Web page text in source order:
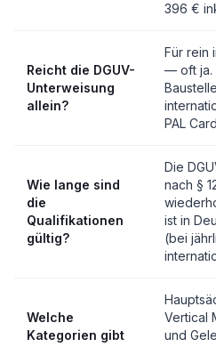
396 €
Reicht die DGUV-
Unterweisung
allein?
Für rein
— oft ja.
PAL
Wie lange sind
die
Qualifikationen
gültig?
Die
nach §
ist in
(bei
Welche
Kategorien gibt
Vertical
und